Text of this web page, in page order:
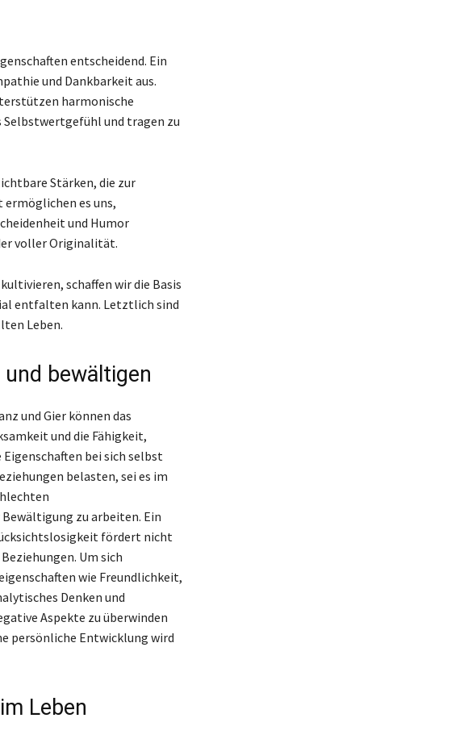
entscheidend. Ein
und Dankbarkeit aus.
harmonische
Selbstwertgefühl und tragen zu
Stärken, die zur
es uns,
und Humor
voller Originalität.
schaffen wir die Basis
entfalten kann. Letztlich sind
Leben.
bewältigen
und Gier können das
und die Fähigkeit,
bei sich selbst
belasten, sei es im
zu arbeiten. Ein
fördert nicht
Um sich
wie Freundlichkeit,
Denken und
Aspekte zu überwinden
persönliche Entwicklung wird
Leben